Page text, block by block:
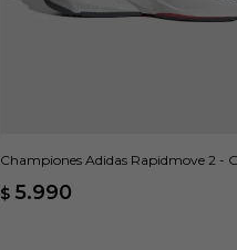
Championes Adidas Rapidmove 2 -
$ 5.990